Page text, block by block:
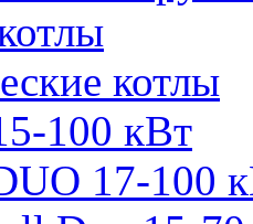
котлы
100 кВт
17-100